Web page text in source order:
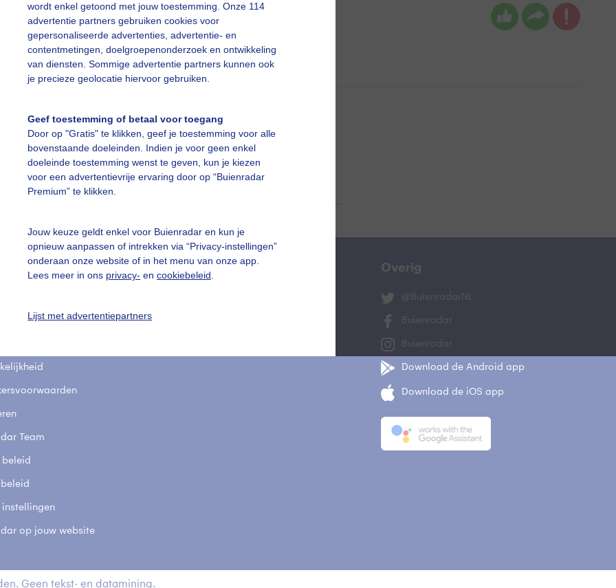
wordt enkel getoond met jouw toestemming. Onze 114
advertentie partners gebruiken cookies voor
gepersonaliseerde advertenties, advertentie- en
contentmetingen, doelgroepenonderzoek en ontwikkeling
van diensten. Sommige advertentie partners kunnen ook
je precieze geolocatie hiervoor gebruiken.
Geef toestemming of betaal voor toegang
Door op "Gratis" te klikken, geef je toestemming voor alle
bovenstaande doeleinden. Indien je voor geen enkel
doeleinde toestemming wenst te geven, kun je kiezen
voor een advertentievrije ervaring door op “Buienradar
Premium” te klikken.
Jouw keuze geldt enkel voor Buienradar en kun je
opnieuw aanpassen of intrekken via “Privacy-instellingen”
onderaan onze website of in het menu van onze app.
Lees meer in ons privacy- en cookiebeleid
Lijst met advertentiepartners
Mieke Gemaakt: 08-07-2025, 96x bekeken
Wolken
vragen
Team
beleid
instellingen
op jouw website
Mijn weer Overig
@BuienradarNL
Buienradar
Buienradar
Download de Android app
Download de iOS app
Geen tekst- en datamining.